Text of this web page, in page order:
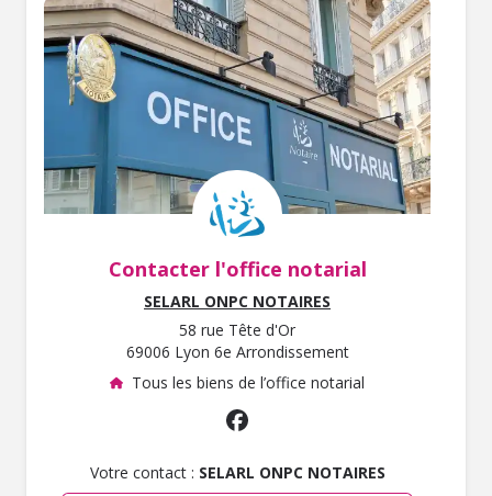
Contacter l'office notarial
SELARL ONPC NOTAIRES
58 rue Tête d'Or
69006 Lyon 6e Arrondissement
Tous les biens de l’office notarial
Votre contact : SELARL ONPC NOTAIRES